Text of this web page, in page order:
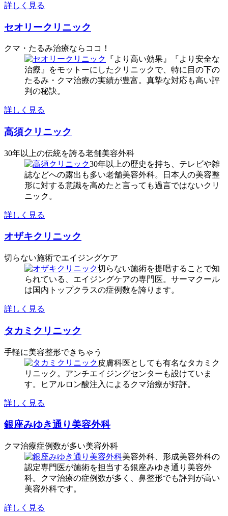
詳しく見る
セオリークリニック
クマ・たるみ治療ならココ！
『より高い効果』『より安全な
治療』をモットーにしたクリニックで、特に目の下の
たるみ・クマ治療の実績が豊富。真摯な対応も高い評
判の秘訣。
詳しく見る
高須クリニック
30年以上の伝統を誇る老舗美容外科
30年以上の歴史を持ち、テレビや雑
誌などへの露出も多い老舗美容外科。日本人の美容整
形に対する意識を高めたと言っても過言ではないクリ
ニック。
詳しく見る
オザキクリニック
切らない施術でエイジングケア
切らない施術を提唱することで知
られている、エイジングケアの専門医。サーマクール
は国内トップクラスの症例数を誇ります。
詳しく見る
タカミクリニック
手軽に美容整形できちゃう
皮膚科医としても有名なタカミク
リニック。アンチエイジングセンターも設けていま
す。ヒアルロン酸注入によるクマ治療が好評。
詳しく見る
銀座みゆき通り美容外科
クマ治療症例数が多い美容外科
美容外科、形成美容外科の
認定専門医が施術を担当する銀座みゆき通り美容外
科。クマ治療の症例数が多く、鼻整形でも評判が高い
美容外科です。
詳しく見る